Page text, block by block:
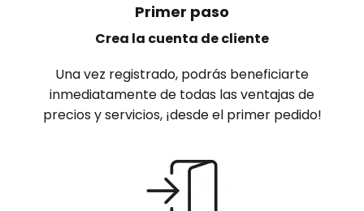
Primer paso
Crea la cuenta de cliente
Una vez registrado, podrás beneficiarte
inmediatamente de todas las ventajas de
precios y servicios, ¡desde el primer pedido!